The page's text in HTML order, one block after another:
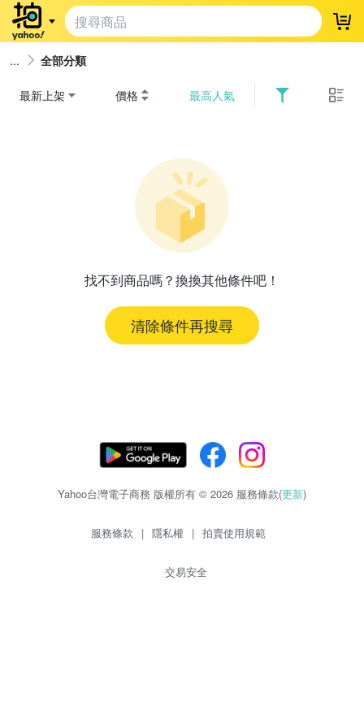
登
全部分類
最新上架 價格 最高人氣
找不到商品嗎？換換其他條件吧！
清除條件再搜尋
Yahoo台灣電子商務 版權所有 © 2026 服務條款(更新)
服務條款 | 隱私權 | 拍賣使用規範
交易安全